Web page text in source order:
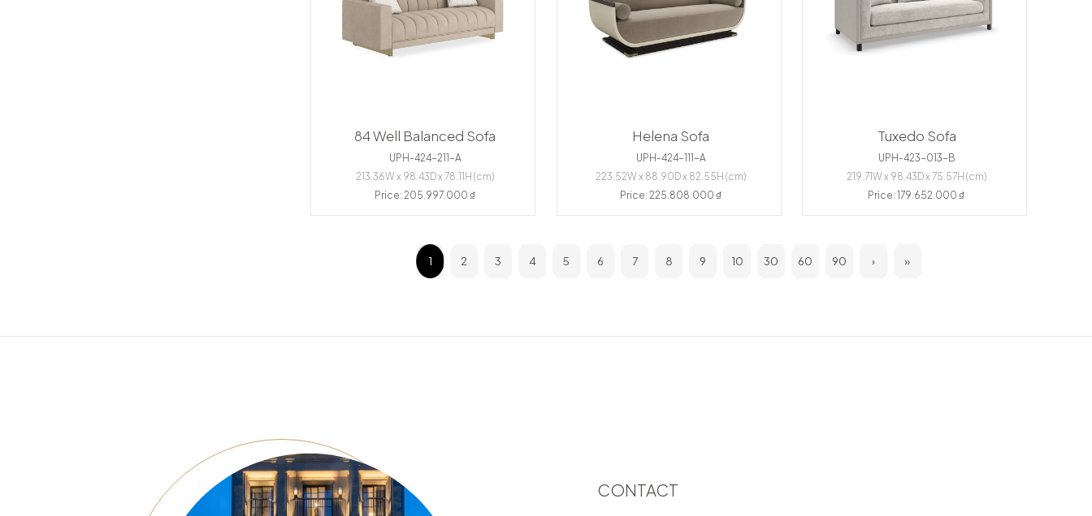
84 Well Balanced Sofa
UPH-424-211-A
213.36W x 98.43D x 78.11H (cm)
Price: 205.997.000 ₫
Helena Sofa
UPH-424-111-A
223.52W x 88.90D x 82.55H (cm)
Price: 225.808.000 ₫
Tuxedo Sofa
UPH-423-013-B
219.71W x 98.43D x 75.57H (cm)
Price: 179.652.000 ₫
1 2 3 4 5 6 7 8 9 10 30 60 90 › »
CONTACT